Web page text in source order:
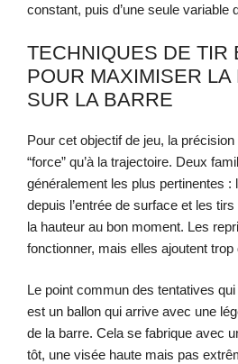
constant, puis d’une seule variable
TECHNIQUES DE TIR
POUR MAXIMISER LA
SUR LA BARRE
Pour cet objectif de jeu, la
“force” qu’à la trajectoire. Deux
généralement les plus pertinentes :
depuis l’entrée de surface et les
la hauteur au bon moment. Les
fonctionner, mais elles ajoutent trop
Le point commun des tentatives qui
est un ballon qui arrive avec une
de la barre. Cela se fabrique avec
tôt, une visée haute mais pas